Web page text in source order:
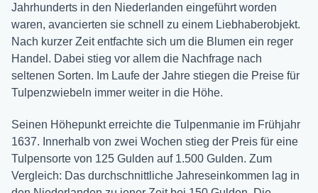
Jahrhunderts in den Niederlanden eingeführt worden
waren, avancierten sie schnell zu einem Liebhaberobjekt.
Nach kurzer Zeit entfachte sich um die Blumen ein reger
Handel. Dabei stieg vor allem die Nachfrage nach
seltenen Sorten. Im Laufe der Jahre stiegen die Preise für
Tulpenzwiebeln immer weiter in die Höhe.
Seinen Höhepunkt erreichte die Tulpenmanie im Frühjahr
1637. Innerhalb von zwei Wochen stieg der Preis für eine
Tulpensorte von 125 Gulden auf 1.500 Gulden. Zum
Vergleich: Das durchschnittliche Jahreseinkommen lag in